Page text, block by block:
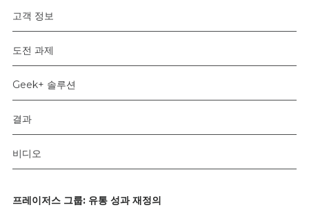
고객 정보
도전 과제
Geek+ 솔루션
결과
비디오
프레이저스 그룹: 유통 성과 재정의